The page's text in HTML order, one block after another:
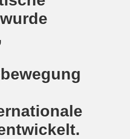
die 700. Bürgerbewegung
mit Frank Oettler
Freigabe des
am 03.12.2018 in
Weg mit der
ist und bleibt wirklich jetzt